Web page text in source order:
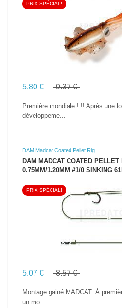
VOIR LE
PRIX SPÉCIAL!
5.80 € 9.37 €
Première mondiale ! !! Après une
développeme...
DAM Madcat Coated Pellet Rig
DAM MADCAT COATED PELLET
0.75MM/1.20MM #1/0 SINKING
VOIR LE
PRIX SPÉCIAL!
5.07 € 8.57 €
Montage gainé MADCAT. À
un mo...